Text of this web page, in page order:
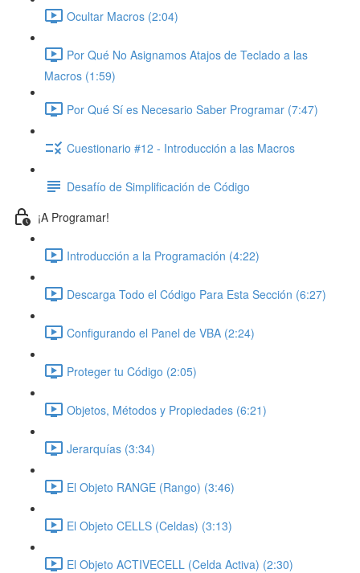
Ocultar Macros (2:04)
Por Qué No Asignamos Atajos de Teclado a las
Macros (1:59)
Por Qué Sí es Necesario Saber Programar (7:47)
Cuestionario #12 - Introducción a las Macros
Desafío de Simplificación de Código
¡A Programar!
Introducción a la Programación (4:22)
Descarga Todo el Código Para Esta Sección (6:27)
Configurando el Panel de VBA (2:24)
Proteger tu Código (2:05)
Objetos, Métodos y Propiedades (6:21)
Jerarquías (3:34)
El Objeto RANGE (Rango) (3:46)
El Objeto CELLS (Celdas) (3:13)
El Objeto ACTIVECELL (Celda Activa) (2:30)